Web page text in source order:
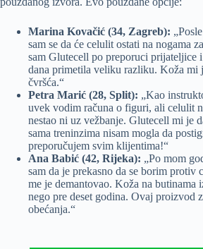
Marina Kovačić (34, Zagreb):
sam se da će celulit ostati na nogama
sam Glutecell po preporuci prijateljice
dana primetila veliku razliku. Koža mi
čvršća.“
Petra Marić (28, Split): „Kao
uvek vodim računa o figuri, ali celulit
nestao ni uz vežbanje. Glutecell mi je
sama treninzima nisam mogla da
preporučujem svim klijentima!“
Ana Babić (42, Rijeka): „Po mom
sam da je prekasno da se borim protiv
me je demantovao. Koža na butinama
nego pre deset godina. Ovaj proizvod
obećanja.“